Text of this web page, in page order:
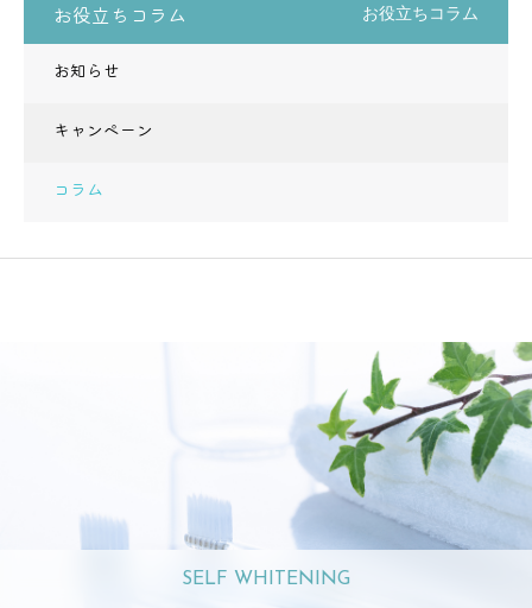
お役立ちコラム お役立ちコラム
お知らせ
キャンペーン
コラム
SELF WHITENING